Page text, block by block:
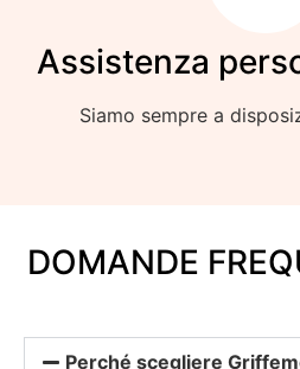
Assistenza
Siamo sempre a
DOMANDE
Perché scegliere